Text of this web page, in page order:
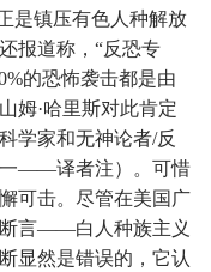
是镇压有色人种解放
报道称，“反恐专
的恐怖袭击都是由
姆·哈里斯对此肯定
学家和无神论者/反
一——译者注）。可惜
可击。尽管在美国广
言——白人种族主义
显然是错误的，它认